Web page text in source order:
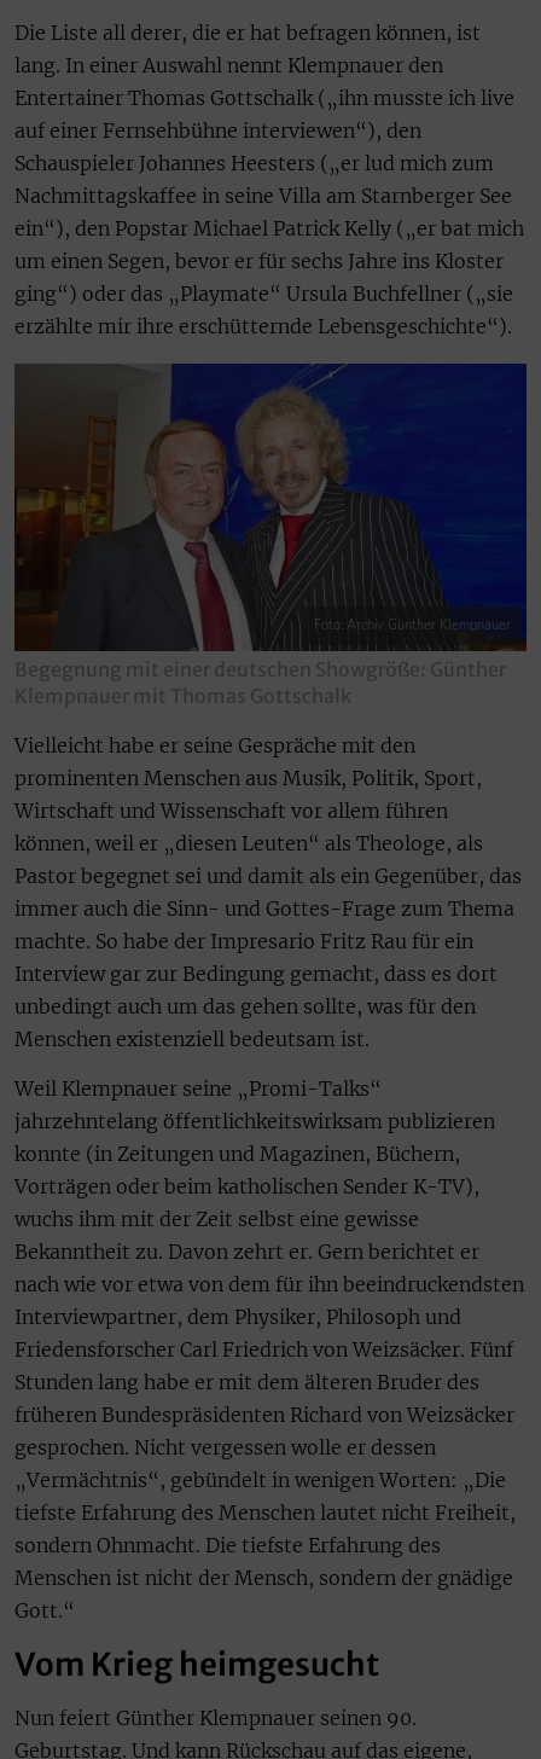
Die Liste all derer, die er hat befragen können, ist
lang. In einer Auswahl nennt Klempnauer den
Entertainer Thomas Gottschalk („ihn musste ich live
auf einer Fernsehbühne interviewen“), den
Schauspieler Johannes Heesters („er lud mich zum
Nachmittagskaffee in seine Villa am Starnberger See
ein“), den Popstar Michael Patrick Kelly („er bat mich
um einen Segen, bevor er für sechs Jahre ins Kloster
ging“) oder das „Playmate“ Ursula Buchfellner („sie
erzählte mir ihre erschütternde Lebensgeschichte“).
Foto: Archiv Günther Klempnauer
Begegnung mit einer deutschen Showgröße: Günther
Klempnauer mit Thomas Gottschalk
Vielleicht habe er seine Gespräche mit den
prominenten Menschen aus Musik, Politik, Sport,
Wirtschaft und Wissenschaft vor allem führen
können, weil er „diesen Leuten“ als Theologe, als
Pastor begegnet sei und damit als ein Gegenüber, das
immer auch die Sinn- und Gottes-Frage zum Thema
machte. So habe der Impresario Fritz Rau für ein
Interview gar zur Bedingung gemacht, dass es dort
unbedingt auch um das gehen sollte, was für den
Menschen existenziell bedeutsam ist.
Weil Klempnauer seine „Promi-Talks“
jahrzehntelang öffentlichkeitswirksam publizieren
konnte (in Zeitungen und Magazinen, Büchern,
Vorträgen oder beim katholischen Sender K-TV),
wuchs ihm mit der Zeit selbst eine gewisse
Bekanntheit zu. Davon zehrt er. Gern berichtet er
nach wie vor etwa von dem für ihn beeindruckendsten
Interviewpartner, dem Physiker, Philosoph und
Friedensforscher Carl Friedrich von Weizsäcker. Fünf
Stunden lang habe er mit dem älteren Bruder des
früheren Bundespräsidenten Richard von Weizsäcker
gesprochen. Nicht vergessen wolle er dessen
„Vermächtnis“, gebündelt in wenigen Worten: „Die
tiefste Erfahrung des Menschen lautet nicht Freiheit,
sondern Ohnmacht. Die tiefste Erfahrung des
Menschen ist nicht der Mensch, sondern der gnädige
Gott.“
Vom Krieg heimgesucht
Nun feiert Günther Klempnauer seinen 90.
Geburtstag. Und kann Rückschau auf das eigene,